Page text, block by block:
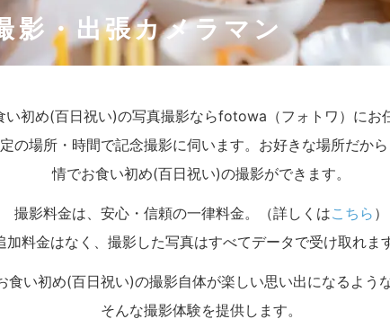
影・出張カメラマン
い初め(百日祝い)の写真撮影ならfotowa（フォトワ）にお
の場所・時間で記念撮影に伺います。お好きな場所だか
情でお食い初め(百日祝い)の撮影ができます。
撮影料金は、安心・信頼の一律料金。（詳しくはこちら ）
加料金はなく、撮影した写真はすべてデータで受け取れます
食い初め(百日祝い)の撮影自体が楽しい思い出になるような
そんな撮影体験を提供します。